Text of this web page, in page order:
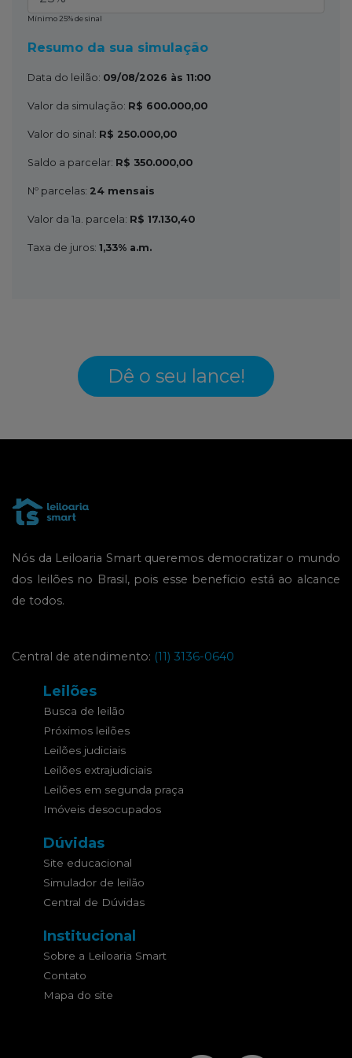
Mínimo 25% de sinal
Resumo da sua simulação
Data do leilão: 09/08/2026 às 11:00
Valor da simulação: R$ 600.000,00
Valor do sinal: R$ 250.000,00
Saldo a parcelar: R$ 350.000,00
Nº parcelas: 24 mensais
Valor da 1a. parcela: R$ 17.130,40
Taxa de juros: 1,33% a.m.
Dê o seu lance!
Nós da Leiloaria Smart queremos democratizar o mundo
dos leilões no Brasil, pois esse benefício está ao alcance
de todos.
Central de atendimento: (11) 3136-0640
Leilões
Busca de leilão
Próximos leilões
Leilões judiciais
Leilões extrajudiciais
Leilões em segunda praça
Imóveis desocupados
Dúvidas
Site educacional
Simulador de leilão
Central de Dúvidas
Institucional
Sobre a Leiloaria Smart
Contato
Mapa do site